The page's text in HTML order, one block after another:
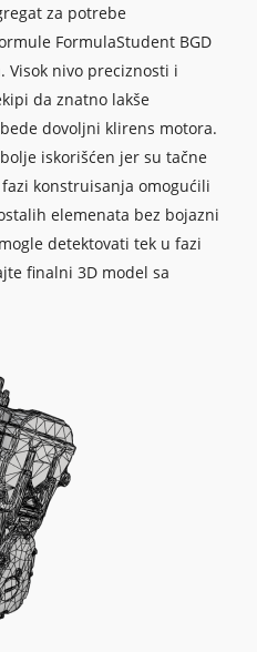
za potrebe
FormulaStudent BGD
Visok nivo preciznosti i
da znatno lakše
dovoljni klirens motora.
iskorišćen jer su tačne
konstruisanja omogućili
elemenata bez bojazni
detektovati tek u fazi
finalni 3D model sa